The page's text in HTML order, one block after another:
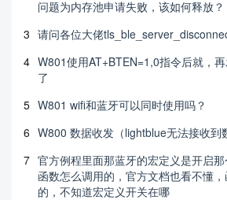
问题为内存池申请失败，该如何释放？
3 请问各位大佬
4 W801使用AT+BTEN=1,0指令后就，
了
5 W801 wifi和蓝牙可以同时使用吗？
6 W800 数据收发（lightblue无法接收到
7 官方例程里面那蓝牙的宏定义是开启
函数怎么调用的，官方文档也看不懂
的，不知道宏定义开关在哪